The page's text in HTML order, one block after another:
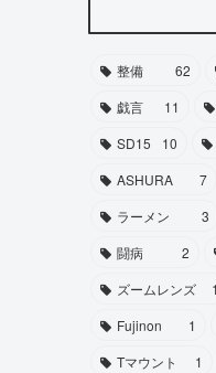
整備 62
戯言
11
SD15
10
ASHURA
7
ラーメン
3
闘病
2
ズームレンズ
1
Fujinon
1
Tマウント
1